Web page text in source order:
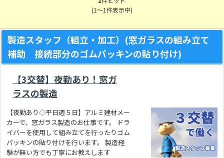
(1～1件表示中)
製造スタッフ（組立・加工）(窓ガラスの組み立て
補助 接続部分のゴムパッキンの貼り付け)
【3交替】夜勤あり！窓ガ
ラスの製造
【夜勤あり◇平日週５日】アルミ建材メー
カーで、窓ガラス製造のお仕事です。 ドラ
イバーを使用して組み立てを行ったりゴム
パッキンの貼り付けを行います。 製造経
験が無い方でも丁寧にお教えします